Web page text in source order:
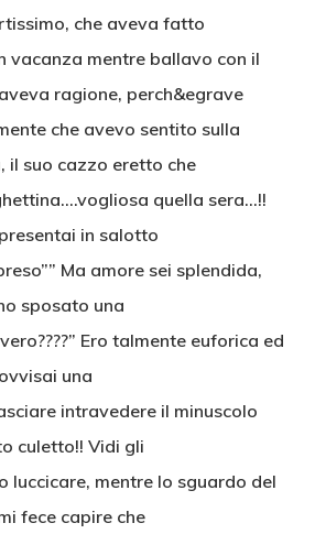
che aveva fatto
vacanza mentre ballavo con il
ragione, perch&egrave
che avevo sentito sulla
il suo cazzo eretto che
quella sera…!!
in salotto
Ma amore sei splendida,
sposato una
Ero talmente euforica ed
una
intravedere il minuscolo
culetto!! Vidi gli
luccicare, mentre lo sguardo del
fece capire che